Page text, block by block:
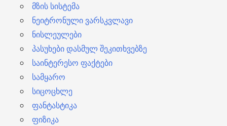
მზის სისტემა
ნეიტრონული ვარსკვლავი
ნისლეულები
პასუხები დასმულ შეკითხვებზე
საინტერესო ფაქტები
სამყარო
სიცოცხლე
ფანტასტიკა
ფიზიკა